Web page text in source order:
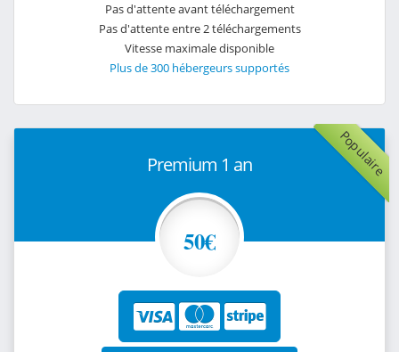
Pas d'attente avant téléchargement
Pas d'attente entre 2 téléchargements
Vitesse maximale disponible
Plus de 300 hébergeurs supportés
Populaire
Premium 1 an
50€